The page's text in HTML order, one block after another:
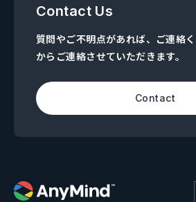
Contact Us
質問やご不明点があれば、ご連絡
からご連絡させていただきます。
Contact